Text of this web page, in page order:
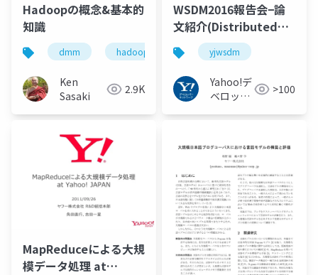
Hadoopの概念&基本的
知識
dmm hadoop
Ken
Sasaki
2.9K
WSDM2016報告会−論
文紹介(Distributed
Balanced
Partitioning via
Linear Embedding
Google
Research)#yjwsdm
yjwsdm
Yahoo!デ
ベロッパ
>100
MapReduceによる大規
模データ処理 at